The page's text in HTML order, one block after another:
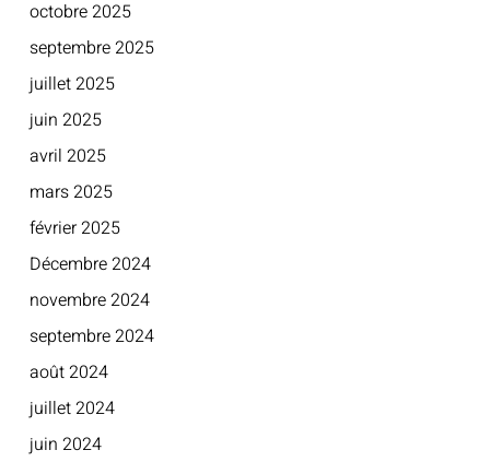
octobre 2025
septembre 2025
juillet 2025
juin 2025
avril 2025
mars 2025
février 2025
Décembre 2024
novembre 2024
septembre 2024
août 2024
juillet 2024
juin 2024